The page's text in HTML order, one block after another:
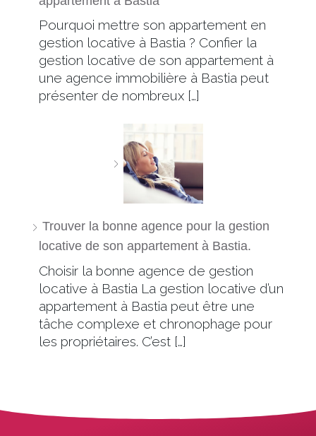
Pourquoi mettre son appartement en
gestion locative à Bastia ? Confier la
gestion locative de son appartement à
une agence immobilière à Bastia peut
présenter de nombreux […]
Trouver la bonne agence pour la gestion
locative de son appartement à Bastia.
Choisir la bonne agence de gestion
locative à Bastia La gestion locative d’un
appartement à Bastia peut être une
tâche complexe et chronophage pour
les propriétaires. C’est […]